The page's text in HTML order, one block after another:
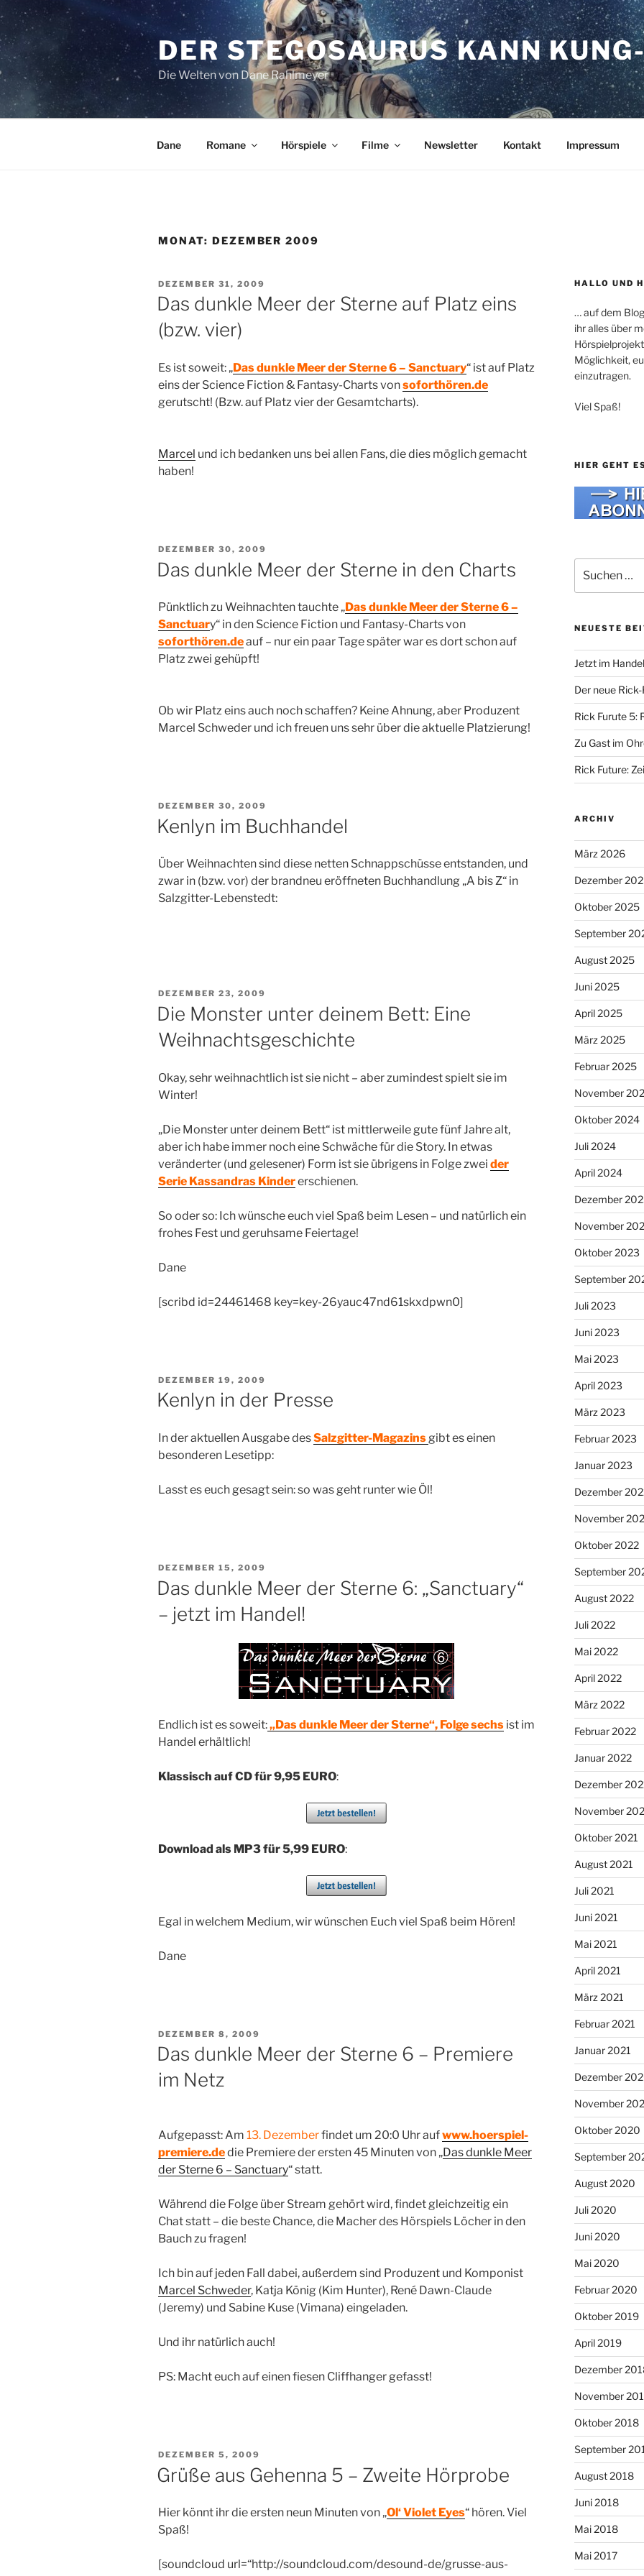
Zum
Inhalt
springen
DER STEGOSAURUS KANN
Die Welten von Dane Rahlmeyer
Dane Romane Hörspiele Filme Newsletter Kontakt Impressum
MONAT: DEZEMBER 2009
VERÖFFENTLICHT
AM
DEZEMBER 31, 2009
Das dunkle Meer der Sterne auf Platz eins
(bzw. vier)
Es ist soweit: „Das dunkle Meer der Sterne 6 – Sanctuary“ ist auf Platz
eins der Science Fiction & Fantasy-Charts vonsoforthören.de
gerutscht! (Bzw. auf Platz vier der Gesamtcharts).
Marcel und ich bedanken uns bei allen Fans, die dies möglich gemacht
haben!
VERÖFFENTLICHT
DEZEMBER 30, 2009
Das dunkle Meer der Sterne in den Charts
Pünktlich zu Weihnachten tauchte „Das dunkle Meer der Sterne 6 –
Sanctuary“ in den Science Fiction und Fantasy-Charts von
soforthören.deauf – nur ein paar Tage später war es dort schon auf
Platz zwei gehüpft!
Ob wir Platz eins auch noch schaffen? Keine Ahnung, aber Produzent
Marcel Schweder und ich freuen uns sehr über die aktuelle Platzierung!
VERÖFFENTLICHT
AM
DEZEMBER 30, 2009
Kenlyn im Buchhandel
Über Weihnachten sind diese netten Schnappschüsse entstanden, und
zwar in (bzw. vor) der brandneu eröffneten Buchhandlung „A bis Z“ in
Salzgitter-Lebenstedt:
VERÖFFENTLICHT
AM
DEZEMBER 23, 2009
Die Monster unter deinem Bett: Eine
Weihnachtsgeschichte
Okay, sehr weihnachtlich ist sie nicht – aber zumindest spielt sie im
Winter!
„Die Monster unter deinem Bett“ ist mittlerweile gute fünf Jahre alt,
aber ich habe immer noch eine Schwäche für die Story. In etwas
veränderter (und gelesener) Form ist sie übrigens in Folge zwei der
Serie Kassandras Kindererschienen.
So oder so: Ich wünsche euch viel Spaß beim Lesen – und natürlich ein
frohes Fest und geruhsame Feiertage!
Dane
[scribd id=24461468 key=key-26yauc47nd61skxdpwn0]
VERÖFFENTLICHT
AM
DEZEMBER 19, 2009
Kenlyn in der Presse
In der aktuellen Ausgabe desSalzgitter-Magazins gibt es einen
besonderen Lesetipp:
Lasst es euch gesagt sein: so was geht runter wie Öl!
VERÖFFENTLICHT
DEZEMBER 15, 2009
Das dunkle Meer der Sterne 6: „Sanctuary“
– jetzt im Handel!
Endlich ist es soweit:„Das dunkle Meer der Sterne“, Folge sechs ist im
Handel erhältlich!
Klassisch auf CDfür 9,95 EURO:
Download als MP3für 5,99 EURO:
Egal in welchem Medium, wir wünschen Euch viel Spaß beim Hören!
Dane
VERÖFFENTLICHT
AM
DEZEMBER 8, 2009
Das dunkle Meer der Sterne 6 – Premiere
im Netz
Aufgepasst: Am 13. Dezemberfindet um 20:0 Uhr aufwww.hoerspiel-
premiere.dedie Premiere der ersten 45 Minuten von „Das dunkle Meer
der Sterne 6 – Sanctuary“ statt.
Während die Folge über Stream gehört wird, findet gleichzeitig ein
Chat statt – die beste Chance, die Macher des Hörspiels Löcher in den
Bauch zu fragen!
Ich bin auf jeden Fall dabei, außerdem sind Produzent und Komponist
Marcel Schweder, Katja König (Kim Hunter), René Dawn-Claude
(Jeremy) und Sabine Kuse (Vimana) eingeladen.
Und ihr natürlich auch!
PS: Macht euch auf einen fiesen Cliffhanger gefasst!
VERÖFFENTLICHT
AM
DEZEMBER 5, 2009
Grüße aus Gehenna 5 – Zweite Hörprobe
Hier könnt ihr die ersten neun Minuten von „Ol‘ Violet Eyes“ hören. Viel
Spaß!
[soundcloud url=“http://soundcloud.com/desound-de/grusse-aus-
HALLO UND
… auf dem
ihr alles über
Möglichkeit,
einzutragen.
Viel Spaß!
HIER GEHT
nach:
NEUESTE
Jetzt im
Der neue
Rick Furute 5:
Zu Gast im
Rick Future:
ARCHIV
März 2026
Dezember
Oktober 2025
September
August 2025
Juni 2025
April 2025
März 2025
Februar 2025
November
Oktober 2024
Juli 2024
April 2024
Dezember
November
Oktober 2023
September
Juli 2023
Juni 2023
Mai 2023
April 2023
März 2023
Februar 2023
Januar 2023
Dezember
November
Oktober 2022
September
August 2022
Juli 2022
Mai 2022
April 2022
März 2022
Februar 2022
Januar 2022
Dezember
November
Oktober 2021
August 2021
Juli 2021
Juni 2021
Mai 2021
April 2021
März 2021
Februar 2021
Januar 2021
Dezember
November
Oktober 2020
September
August 2020
Juli 2020
Juni 2020
Mai 2020
Februar 2020
Oktober 2019
April 2019
Dezember
November
Oktober 2018
September
August 2018
Juni 2018
Mai 2018
Mai 2017